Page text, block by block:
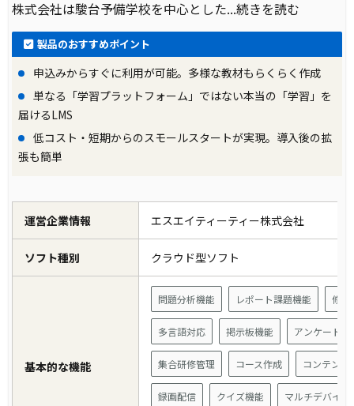
株式会社は駿台予備学校を中心とした...続きを読む
製品のおすすめポイント
申込みからすぐに利用が可能。多様な教材もらくらく作成
単なる「学習プラットフォーム」ではない本当の「学習」を
届けるLMS
低コスト・短期からのスモールスタートが実現。導入後の拡
張も簡単
運営企業情報 エスエイティーティー株式会社
ソフト種別 クラウド型ソフト
基本的な機能
問題分析機能 レポート課題機能 修了
多言語対応 掲示板機能 アンケート機
集合研修管理 コース作成 コンテンツ
録画配信 クイズ機能 マルチデバイス